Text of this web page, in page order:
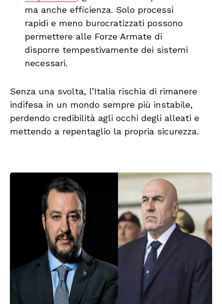
ma anche efficienza. Solo processi
rapidi e meno burocratizzati possono
permettere alle Forze Armate di
disporre tempestivamente dei sistemi
necessari.
Senza una svolta, l’Italia rischia di rimanere
indifesa in un mondo sempre più instabile,
perdendo credibilità agli occhi degli alleati e
mettendo a repentaglio la propria sicurezza.